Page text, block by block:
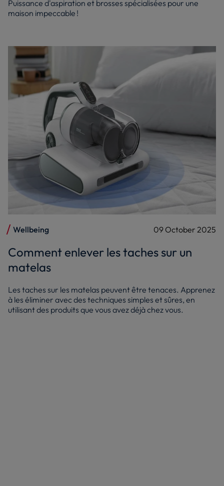
Puissance d'aspiration et brosses spécialisées pour une
maison impeccable !
Wellbeing 09 October 2025
Comment enlever les taches sur un
matelas
Les taches sur les matelas peuvent être tenaces. Apprenez
à les éliminer avec des techniques simples et sûres, en
utilisant des produits que vous avez déjà chez vous.